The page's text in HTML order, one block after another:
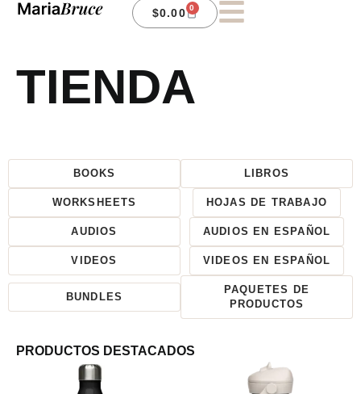
$0.00 0
TIENDA
BOOKS LIBROS
WORKSHEETS HOJAS DE TRABAJO
AUDIOS AUDIOS EN ESPAÑOL
VIDEOS VIDEOS EN ESPAÑOL
BUNDLES
PAQUETES DE
PRODUCTOS
PRODUCTOS DESTACADOS